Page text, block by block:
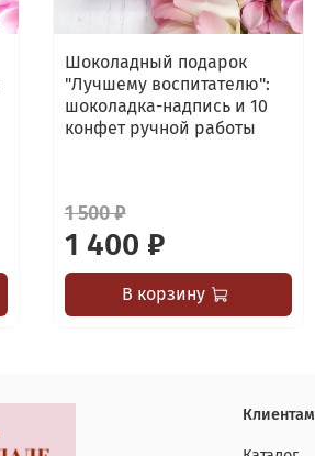
Шоколадный подарок
"Лучшему воспитателю":
шоколадка-надпись и 10
конфет ручной работы
1 500 ₽
1 400 ₽
В корзину
Клиентам